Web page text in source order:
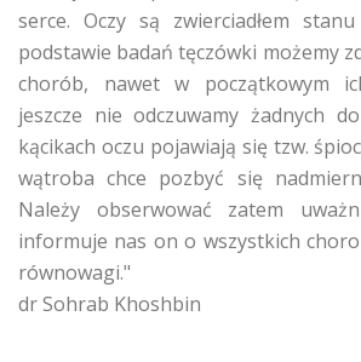
serce. Oczy są zwierciadłem stanu
podstawie badań tęczówki możemy
chorób, nawet w początkowym
jeszcze nie odczuwamy żadnych
kącikach oczu pojawiają się tzw.
wątroba chce pozbyć się
Należy obserwować zatem
informuje nas on o wszystkich
równowagi."
dr Sohrab Khoshbin